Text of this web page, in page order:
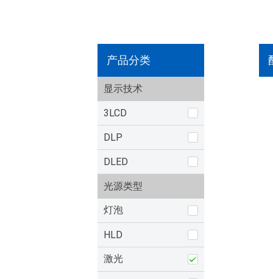
产品分类
显示技术
3LCD
DLP
DLED
光源类型
灯泡
HLD
激光